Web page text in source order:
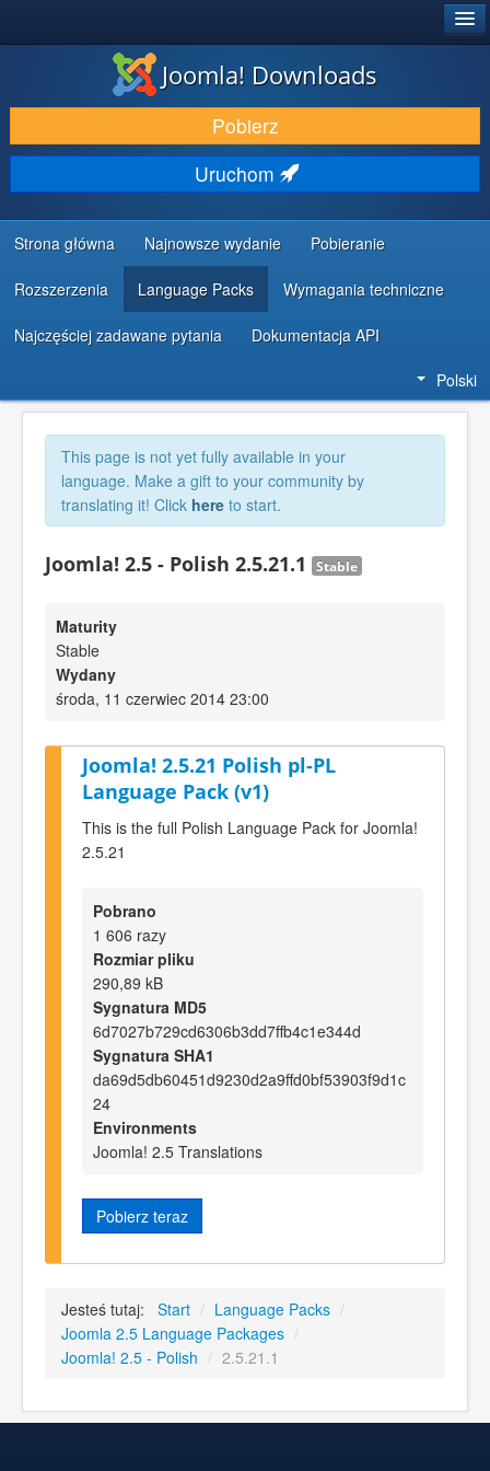
DODATKI I ROZSZERZENIA
ODKRYJ & POZNAJ
SPOŁECZNOŚĆ & WSPARCIE
ZASOBY DLA PROGRAMISTÓW
Joomla! Downloads
Pobierz
Uruchom
Strona główna Najnowsze wydanie Pobieranie
Rozszerzenia Language Packs Wymagania techniczne
Najczęściej zadawane pytania Dokumentacja API
Polski
This page is not yet fully available in your
language. Make a gift to your community by
translating it! Click here to start.
Joomla! 2.5 - Polish 2.5.21.1 Stable
Maturity
Stable
Wydany
środa, 11 czerwiec 2014 23:00
Joomla! 2.5.21 Polish pl-PL
Language Pack (v1)
This is the full Polish Language Pack for Joomla!
2.5.21
Pobrano
1 606 razy
Rozmiar pliku
290,89 kB
Sygnatura MD5
6d7027b729cd6306b3dd7ffb4c1e344d
Sygnatura SHA1
da69d5db60451d9230d2a9ffd0bf53903f9d1c
24
Environments
Joomla! 2.5 Translations
Pobierz teraz
Jesteś tutaj: Start / Language Packs /
Joomla 2.5 Language Packages /
Joomla! 2.5 - Polish / 2.5.21.1